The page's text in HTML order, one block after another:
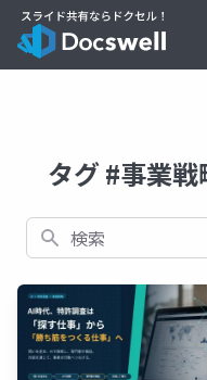
タグ #事業
検索